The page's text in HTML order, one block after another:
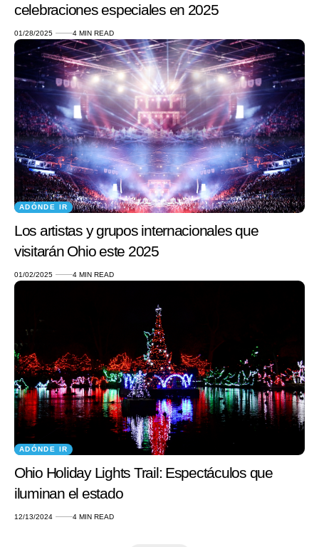
celebraciones especiales en 2025
01/28/2025 4 MIN READ
ADÓNDE IR
Los artistas y grupos internacionales que
visitarán Ohio este 2025
01/02/2025 4 MIN READ
ADÓNDE IR
Ohio Holiday Lights Trail: Espectáculos que
iluminan el estado
12/13/2024 4 MIN READ